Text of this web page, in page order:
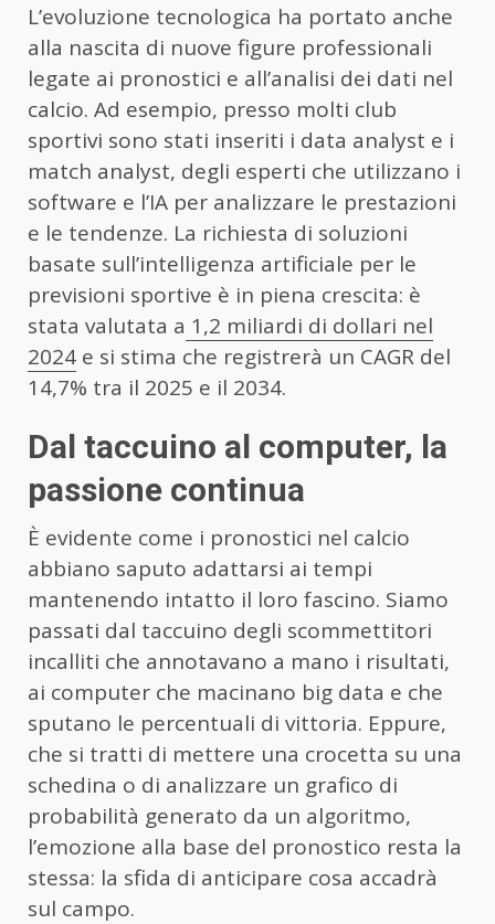
L’evoluzione tecnologica ha portato anche
alla nascita di nuove figure professionali
legate ai pronostici e all’analisi dei dati nel
calcio. Ad esempio, presso molti club
sportivi sono stati inseriti i data analyst e i
match analyst, degli esperti che utilizzano i
software e l’IA per analizzare le prestazioni
e le tendenze. La richiesta di soluzioni
basate sull’intelligenza artificiale per le
previsioni sportive è in piena crescita: è
stata valutata a 1,2 miliardi di dollari nel
2024 e si stima che registrerà un CAGR del
14,7% tra il 2025 e il 2034.
Dal taccuino al computer, la
passione continua
È evidente come i pronostici nel calcio
abbiano saputo adattarsi ai tempi
mantenendo intatto il loro fascino. Siamo
passati dal taccuino degli scommettitori
incalliti che annotavano a mano i risultati,
ai computer che macinano big data e che
sputano le percentuali di vittoria. Eppure,
che si tratti di mettere una crocetta su una
schedina o di analizzare un grafico di
probabilità generato da un algoritmo,
l’emozione alla base del pronostico resta la
stessa: la sfida di anticipare cosa accadrà
sul campo.